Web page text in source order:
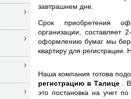
завтрашнем дне.
Срок приобретения
организации,
оформлению бумаг мы
квартиру для регистрации.
Наша компания готова
регистрацию в Талице
.
это постановка на учет